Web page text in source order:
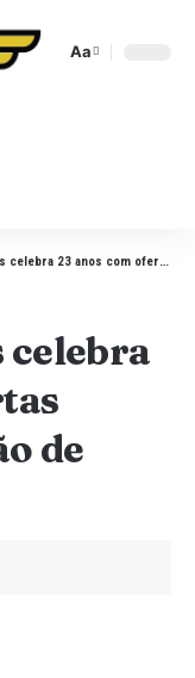
Aa
com ofertas especiais no feirão de aniversário
celebra
de